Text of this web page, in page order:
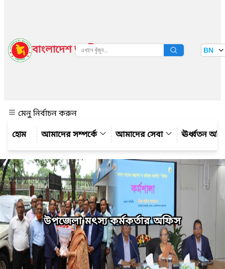
বাংলাদেশ জাতীয় তথ্য বাতায়ন BN
মেনু নির্বাচন করুন
আমাদের সম্পর্কে
আমাদের সেবা ঊর্ধ্বতন
উপজেলা মৎস্য কর্মকর্তার অফিস